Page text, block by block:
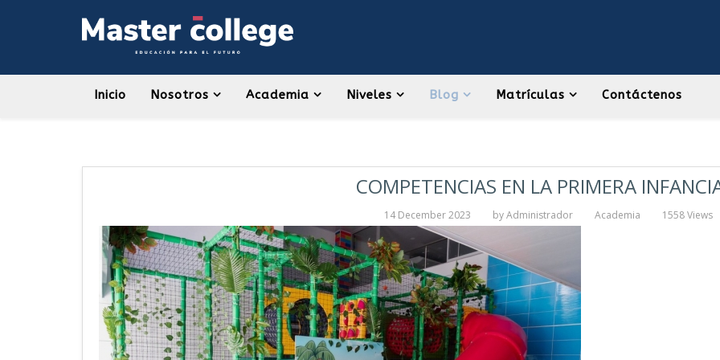
Inicio Nosotros Academia Niveles Blog Matrículas Contáctenos
COMPETENCIAS EN LA PRIMERA
14 December 2023 byAdministrador Academia 1558 Views